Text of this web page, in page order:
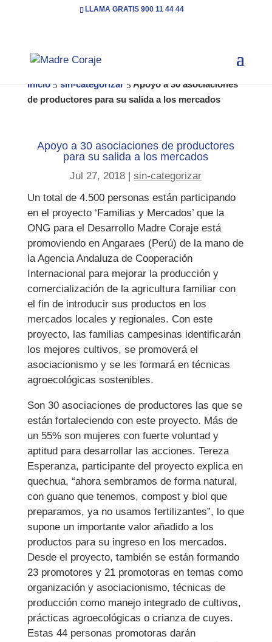
LLAMA GRATIS 900 11 44 44
Inicio 5 sin-categorizar 5Apoyo a 30 asociaciones
de productores para su salida a los mercados
Apoyo a 30 asociaciones de productores
para su salida a los mercados
Jul 27, 2018 |sin-categorizar
Un total de 4.500 personas están participando
en el proyecto ‘Familias y Mercados’ que la
ONG para el Desarrollo Madre Coraje está
promoviendo en Angaraes (Perú) de la mano de
la Agencia Andaluza de Cooperación
Internacional para mejorar la producción y
comercialización de la agricultura familiar con
el fin de introducir sus productos en los
mercados locales y regionales. Con este
proyecto, las familias campesinas identificarán
los mejores cultivos, se promoverá el
asociacionismo y se les formará en técnicas
agroecológicas sostenibles.
Son 30 asociaciones de productores las que se
están fortaleciendo con este proyecto. Más de
un 55% son mujeres con fuerte voluntad y
aptitud para desarrollar las acciones. Tereza
Esperanza, participante del proyecto explica en
quechua, “ahora sembramos de forma natural,
con guano que tenemos, compost y biol que
preparamos, ya no usamos fertilizantes”, lo que
supone un importante valor añadido a los
productos para su ingreso en los mercados.
Desde el proyecto, también se están formando
23 promotores y 21 promotoras en temas como
organización y asociacionismo, técnicas de
producción como manejo integrado de cultivos,
prácticas agroecológicas o crianza de cuyes.
Estas 44 personas promotoras darán